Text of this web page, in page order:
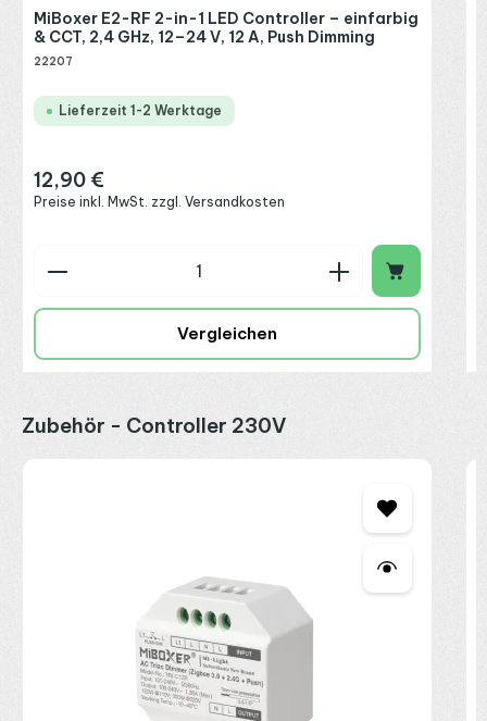
MiBoxer E2-RF 2-in-1 LED Controller – einfarbig
& CCT, 2,4 GHz, 12–24 V, 12 A, Push Dimming
22207
Lieferzeit 1-2 Werktage
Regulärer Preis:
12,90 €
Preise inkl. MwSt. zzgl. Versandkosten
Produkt Anzahl: Gib den gewünschten Wert
Vergleichen
Produktgalerie überspringen
Zubehör - Controller 230V